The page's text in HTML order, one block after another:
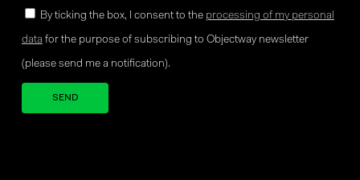
By ticking the box, I consent to the processing of my personal
data for the purpose of subscribing to Objectway newsletter
(please send me a notification).